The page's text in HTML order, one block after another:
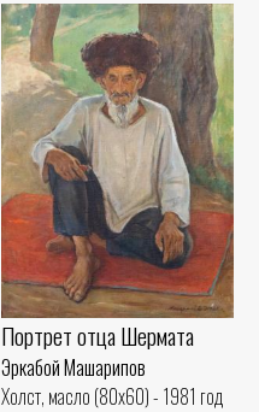
Портрет отца Шермата
Эркабой Машарипов
Холст, масло (80x60) - 1981 год